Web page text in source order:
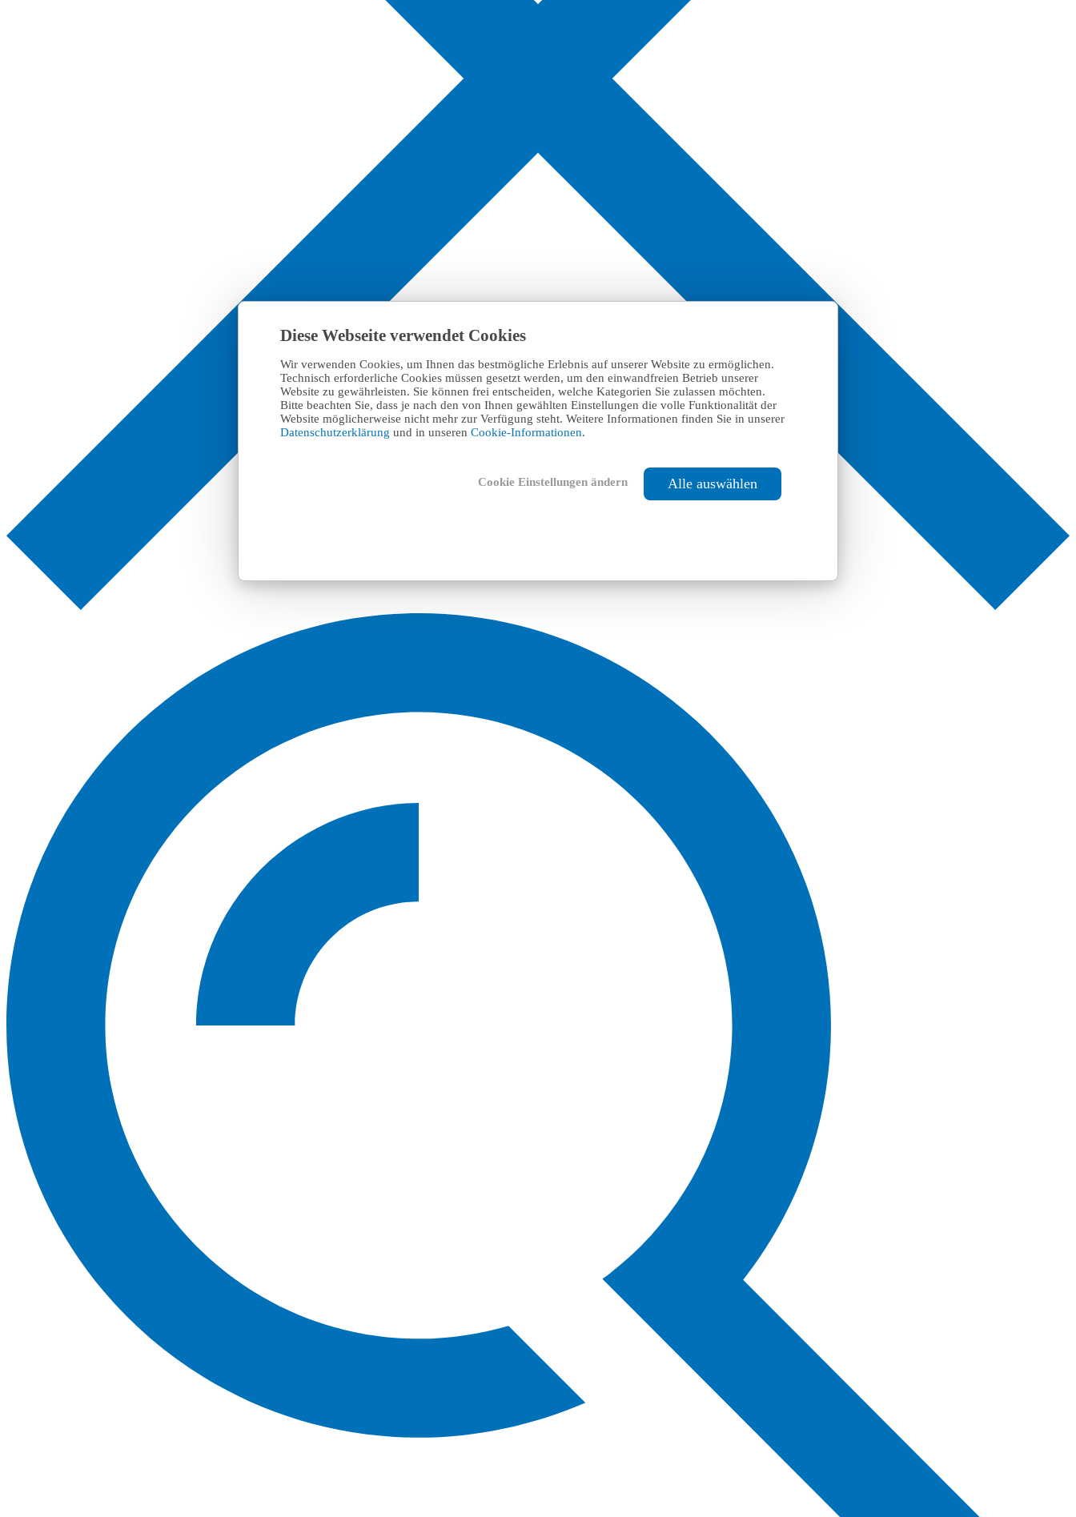
Diese Webseite verwendet Cookies
Wir verwenden Cookies, um Ihnen das bestmögliche Erlebnis auf unserer Website zu ermöglichen.
Technisch erforderliche Cookies müssen gesetzt werden, um den einwandfreien Betrieb unserer
Website zu gewährleisten. Sie können frei entscheiden, welche Kategorien Sie zulassen möchten.
Bitte beachten Sie, dass je nach den von Ihnen gewählten Einstellungen die volle Funktionalität der
Website möglicherweise nicht mehr zur Verfügung steht. Weitere Informationen finden Sie in unserer
Datenschutzerklärung und in unseren Cookie-Informationen.
Cookie Einstellungen ändern Alle auswählen